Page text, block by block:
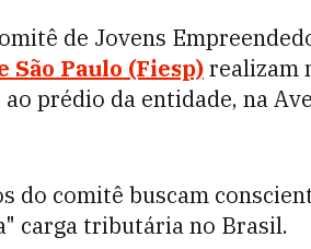
de Jovens
São Paulo (Fiesp)realizam
prédio da entidade, na
do comitê buscam
carga tributária no Brasil.